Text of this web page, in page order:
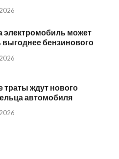
электромобиль может
бензинового
траты ждут нового
автомобиля